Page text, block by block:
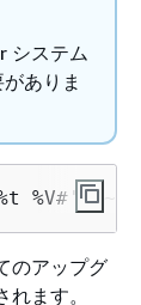
システム
ありま
%V#' '~U'
のアップグ
ます。